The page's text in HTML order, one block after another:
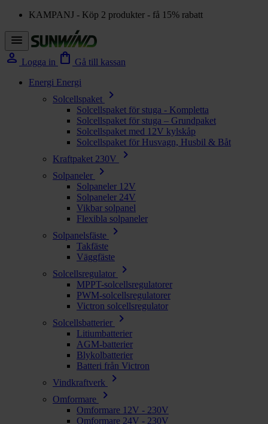
KAMPANJ - Köp 2 produkter - få 15% rabatt
menu
person Logga in shopping_bag Gå till kassan
Energi Energi
Solcellspaket
chevron_right
Solcellspaket för stuga - Kompletta
Solcellspaket för stuga – Grundpaket
Solcellspaket med 12V kylskåp
Solcellspaket för Husvagn, Husbil & Båt
Kraftpaket 230V
chevron_right
Solpaneler chevron_right
Solpaneler 12V
Solpaneler 24V
Vikbar solpanel
Flexibla solpaneler
Solpanelsfäste
chevron_right
Takfäste
Väggfäste
Solcellsregulator
chevron_right
MPPT-solcellsregulatorer
PWM-solcellsregulatorer
Victron solcellsregulator
Solcellsbatterier
chevron_right
Litiumbatterier
AGM-batterier
Blykolbatterier
Batteri från Victron
Vindkraftverk
chevron_right
Omformare chevron_right
Omformare 12V - 230V
Omformare 24V - 230V